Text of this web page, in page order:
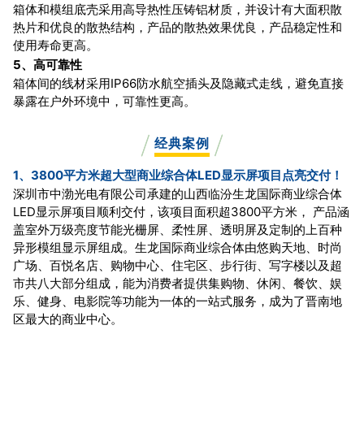
箱体和模组底壳采用高导热性压铸铝材质，并设计有大面积散
热片和优良的散热结构，产品的散热效果优良，产品稳定性和
使用寿命更高。
5、高可靠性
箱体间的线材采用IP66防水航空插头及隐藏式走线，避免直接
暴露在户外环境中， 可靠性更高。
经典案例
1、3800平方米超大型商业综合体LED显示屏项目点亮交付！
深圳市中渤光电有限公司承建的山西临汾生龙国际商业综合体
LED显示屏项目顺利交付，该项目面积超3800平方米， 产品涵
盖室外万级亮度节能光栅屏、柔性屏、透明屏及定制的上百种
异形模组显示屏组成。生龙国际商业综合体由悠购天地、时尚
广场、百悦名店、购物中心、住宅区、步行街、写字楼以及超
市共八大部分组成，能为消费者提供集购物、休闲、餐饮、娱
乐、健身、电影院等功能为一体的一站式服务，成为了晋南地
区最大的商业中心。